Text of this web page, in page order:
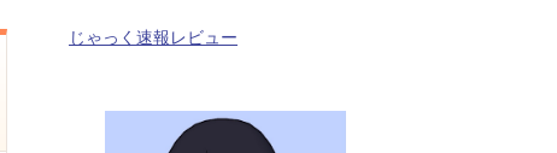
じゃっく速報レビュー